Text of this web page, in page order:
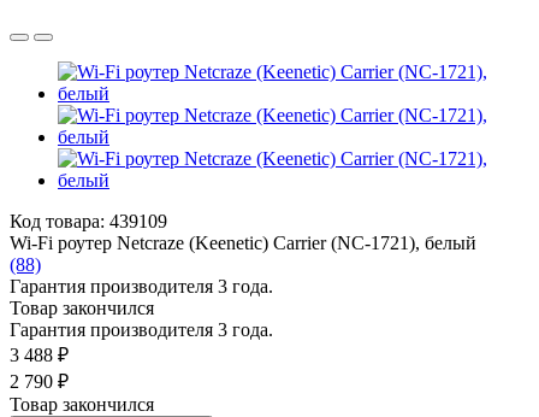
Код товара: 439109
Wi-Fi роутер Netcraze (Keenetic) Carrier (NC-1721), белый
(88)
Гарантия производителя 3 года.
Товар закончился
Гарантия производителя 3 года.
3 488 ₽
2 790 ₽
Товар закончился